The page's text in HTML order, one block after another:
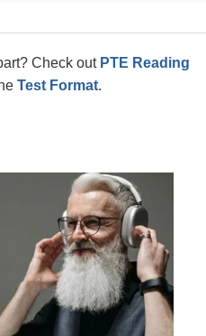
Check out PTE Reading
Test Format.